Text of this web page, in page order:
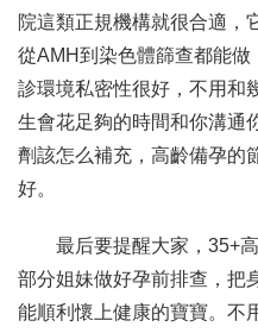
院這類正規機構就很合適，
從AMH到染色體篩查都能
診環境私密性很好，不用和
生會花足夠的時間和你溝通
劑該怎么補充，高齡備孕的
好。
最后要提醒大家，35+
部分姐妹做好孕前排查，把
能順利懷上健康的寶寶。不